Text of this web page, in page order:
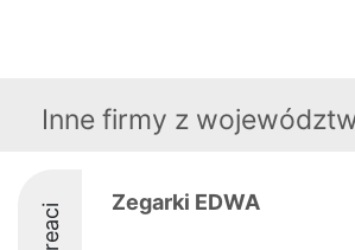
Inne firmy z
Zegarki EDWA